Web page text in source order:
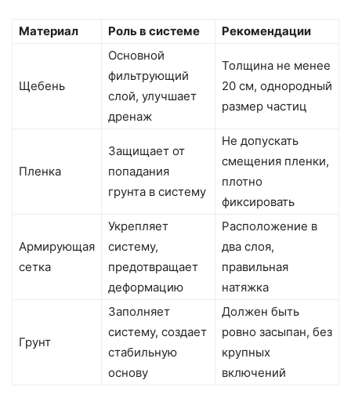
Материал Роль в системе Рекомендации
Щебень
Основной
фильтрующий
слой, улучшает
дренаж
Толщина не менее
20 см, однородный
размер частиц
Пленка
Защищает от
попадания
грунта в систему
Не допускать
смещения пленки,
плотно
фиксировать
Армирующая
сетка
Укрепляет
систему,
предотвращает
деформацию
Расположение в
два слоя,
правильная
натяжка
Грунт
Заполняет
систему, создает
стабильную
основу
Должен быть
ровно засыпан, без
крупных
включений